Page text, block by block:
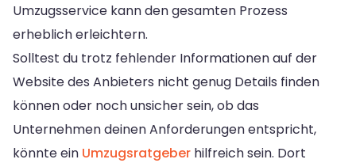
Umzugsservice kann den gesamten Prozess
erheblich erleichtern.
Solltest du trotz fehlender Informationen auf der
Website des Anbieters nicht genug Details finden
können oder noch unsicher sein, ob das
Unternehmen deinen Anforderungen entspricht,
könnte ein Umzugsratgeber hilfreich sein. Dort